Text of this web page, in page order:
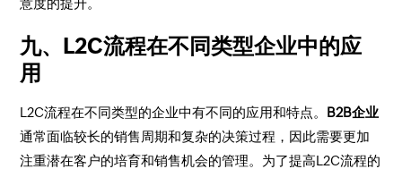
意度的提升。
九、L2C流程在不同类型企业中的应
用
L2C流程在不同类型的企业中有不同的应用和特点。 B2B企业
通常面临较长的销售周期和复杂的决策过程，因此需要更加
注重潜在客户的培育和销售机会的管理。为了提高L2C流程的